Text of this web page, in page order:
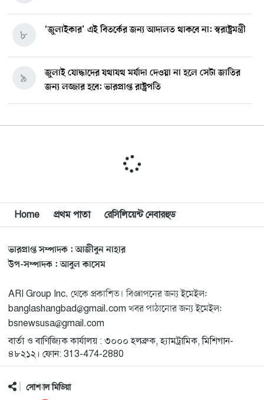
‘জুলাইকার’ এই বিতর্কের জন্য আদালত থাকবে না: স্বরাষ্ট্রমন্ত্রী
৮
জুলাই যোদ্ধাদের যথাযথ মর্যাদা দেওয়া না হলে সেটা জাতির
জন্য লজ্জার হবে: ভারপ্রাপ্ত রাষ্ট্রপতি
৯
১০
মিশিগানে দক্ষিণ সুরমা ওয়েলফেয়ার অ্যাসোসিয়েশনের
বিশ্বজুড়ে কূটনৈতিক পুনর্বিন্যাস, ৫ অঞ্চলে মিশন বন্ধ করছে
যুক্তরাষ্ট্র
১২
মিশিগানে ফ্রেন্ডস এন্ড ফ্যামিলির বনভোজনে প্রাণের উচ্ছ্বাস
১৩
মিশিগানে ডেমোক্র্যাটদের প্রাইমারিতে আল-সাইয়েদকে হারাতে
কেন এত মরিয়া ইসারায়েলি লবি এআইপ্যাক
১৪
মুনা দাওয়াহ কনফারেন্স ২০২৬ সম্পর্কে প্রেস ব্রিফিং
১৫
শেখ হাসিনার সঙ্গে সংবাদ সম্মেলনে থাকছেন সাকিব আল
Home প্রথম পাতা রেসিলিয়েন্ট নেবারহুড
ভারপ্রাপ্ত সম্পাদক : আজীবুন নাহার
উপ-সম্পাদক : আবুল কাসেম
ARI Group Inc. থেকে প্রকাশিত। বিজ্ঞাপনের জন্য ইমেইল:
banglashangbad@gmail.com খবর পাঠানোর জন্য ইমেইল:
bsnewsusa@gmail.com
বার্তা ও বাণিজ্যিক কার্যালয় : ৩০০০ হলব্রুক, হ্যামট্রামিক, মিশিগান-
৪৮২১২। ফোন: 313-474-2880
সোশ্যাল মিডিয়া